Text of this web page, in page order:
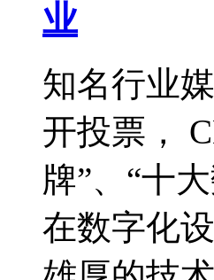
业
知名行业
开投票，
牌”、“十
在数字化